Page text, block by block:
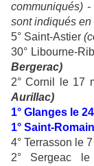
communiqués)
sont indiqués
5° Saint-Astier
30° Libourne-
Bergerac)
2° Cornil le 17
Aurillac)
1° Glanges le
1° Saint-
4° Terrasson le 7
2° Sergeac